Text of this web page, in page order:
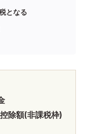
となる
除額(非課税枠)